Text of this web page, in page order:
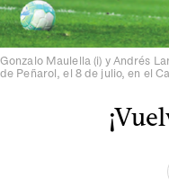
Gonzalo Maulella (i) y Andrés
de Peñarol, el 8 de julio, en el